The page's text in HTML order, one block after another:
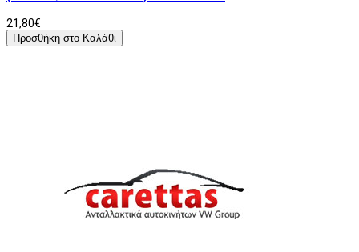
21,80€
Προσθήκη στο Καλάθι